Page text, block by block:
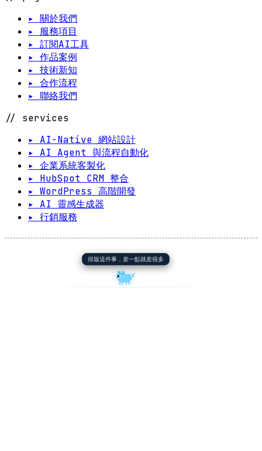
▸ 關於我們
▸ 服務項目
▸ 訂閱AI工具
▸ 作品案例
▸ 技術新知
▸ 合作流程
▸ 聯絡我們
// services
▸ AI-Native 網站設計
▸ AI Agent 與流程自動化
▸ 企業系統客製化
▸ HubSpot CRM 整合
▸ WordPress 高階開發
▸ AI 靈感生成器
▸ 行銷服務
排版這件事，差一點就差很多